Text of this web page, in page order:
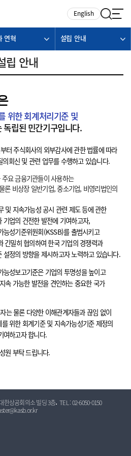
English
연혁 설립 안내
립 안내
위한 회계처리기준 및
독립된 민간기구입니다.
터 주식회사의 외부감사에 관한 법률에 따라
회신 및 관련 업무를 수행하고 있습니다.
요 금융기관들이 사용하는
론 비상장 일반기업, 중소기업, 비영리법인의
및 지속가능성 공시 관련 제도 등에 관한
기업의 건전한 발전에 기여하고자,
성기준위원회(KSSB)를 출범시키고
긴밀히 협의하여 한국 기업의 경쟁력과
설정의 방향을 제시하고자 노력하고 있습니다.
능성보고기준은 기업의 투명성을 높이고
속 가능한 발전을 견인하는 중요한 국가
는 물론 다양한 이해관계자들과 끊임 없이
위한 회계기준 및 지속가능성기준 제정의
여하고자 합니다.
원 부탁 드립니다.
한상공회의소 빌딩 3층 TEL : 02-6050-0150